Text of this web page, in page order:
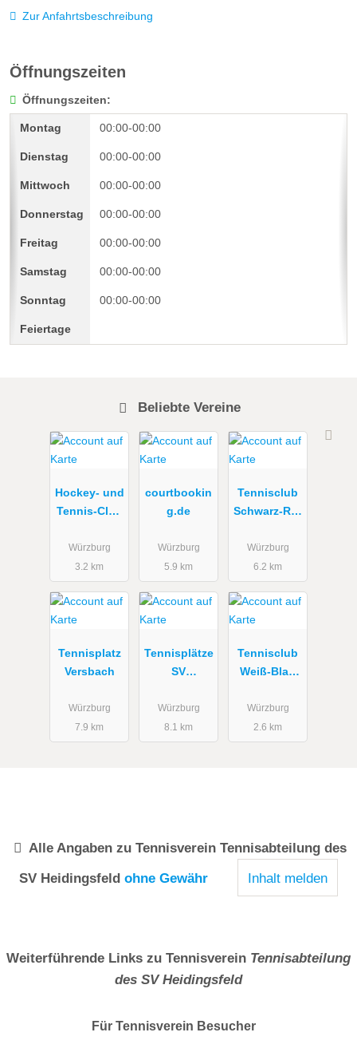
Zur Anfahrtsbeschreibung
Öffnungszeiten
Öffnungszeiten:
00:00-00:00
00:00-00:00
00:00-00:00
00:00-00:00
00:00-00:00
00:00-00:00
00:00-00:00
Beliebte Vereine
Hockey- und
Tennis-Club
V.
Würzburg
3.2 km
courtbookin
g.de
Würzburg
5.9 km
Tennisclub
Schwarz-Rot
Würzburg
6.2 km
Tennisplatz
Versbach
Würzburg
7.9 km
Tennisplätze
SV
h
Würzburg
8.1 km
Tennisclub
Weiß-Blau
e.V.
Würzburg
2.6 km
Alle Angaben zu Tennisverein Tennisabteilung des
SV Heidingsfeld ohne Gewähr Inhalt melden
Weiterführende Links zu Tennisverein Tennisabteilung
des SV Heidingsfeld
Für Tennisverein Besucher